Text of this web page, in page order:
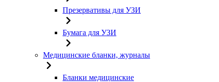
Презервативы для УЗИ
Бумага для УЗИ
Медицинские бланки, журналы
Бланки медицинские